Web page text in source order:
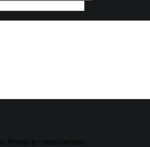
Pronto le contactaremos.